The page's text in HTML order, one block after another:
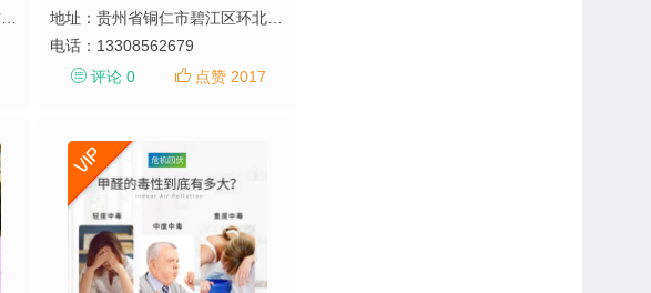
电话： 13308562679
评论 0
点赞 2017